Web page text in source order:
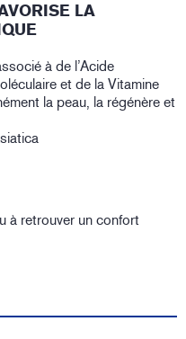
LA
à de l’Acide
et de la Vitamine
la peau, la régénère et
à retrouver un confort